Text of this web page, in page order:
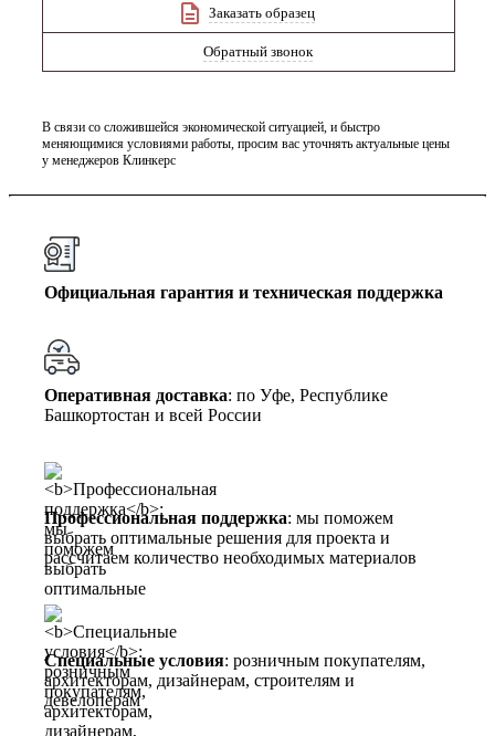
Заказать образец
Обратный звонок
В связи со сложившейся экономической ситуацией, и быстро
меняющимися условиями работы, просим вас уточнять актуальные цены
у менеджеров Клинкерс
Официальная гарантия и техническая поддержка
Оперативная доставка: по Уфе, Республике
Башкортостан и всей России
Профессиональная поддержка: мы поможем
выбрать оптимальные решения для проекта и
рассчитаем количество необходимых материалов
Специальные условия: розничным покупателям,
архитекторам, дизайнерам, строителям и
девелоперам